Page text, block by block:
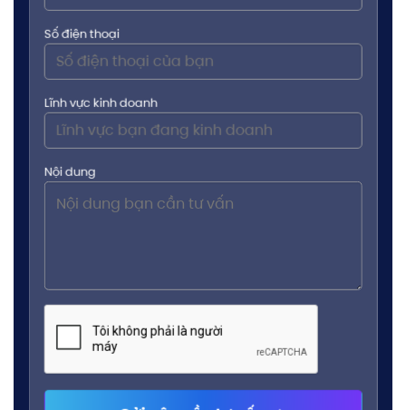
Số điện thoại
Lĩnh vực kinh doanh
Nội dung